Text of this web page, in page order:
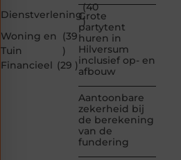
Dienstverlening
(40
)
Woning en
Tuin
(39
)
Financieel (29 )
Grote
partytent
huren in
Hilversum
inclusief op- en
afbouw
Aantoonbare
zekerheid bij
de berekening
van de
fundering